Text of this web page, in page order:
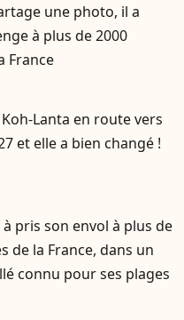
une photo, il a
à plus de 2000
France
Lanta en route vers
et elle a bien changé !
pris son envol à plus de
de la France, dans un
connu pour ses plages